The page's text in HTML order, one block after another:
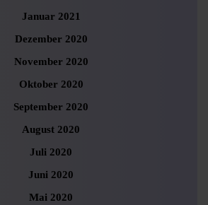
Januar 2021
Dezember 2020
November 2020
Oktober 2020
September 2020
August 2020
Juli 2020
Juni 2020
Mai 2020